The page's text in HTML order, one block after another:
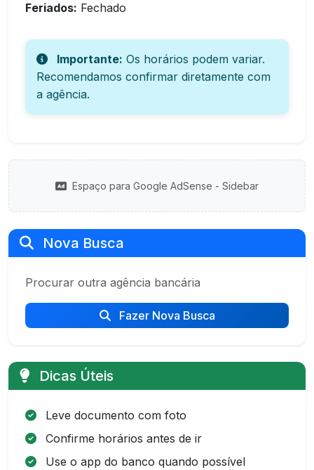
Feriados: Fechado
Importante: Os horários podem variar.
Recomendamos confirmar diretamente com
a agência.
Espaço para Google AdSense - Sidebar
Nova Busca
Procurar outra agência bancária
Fazer Nova Busca
Dicas Úteis
Leve documento com foto
Confirme horários antes de ir
Use o app do banco quando possível